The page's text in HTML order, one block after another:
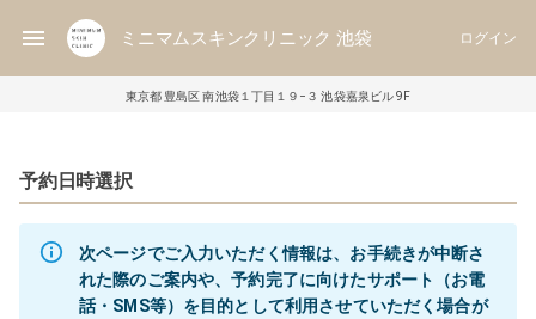
ミニマムスキンクリニック 池袋 ログイン
東京都 豊島区 南池袋１丁目１９−３ 池袋嘉泉ビル 9F
予約日時選択
次ページでご入力いただく情報は、お手続きが中断さ
れた際のご案内や、予約完了に向けたサポート（お電
話・SMS等）を目的として利用させていただく場合が